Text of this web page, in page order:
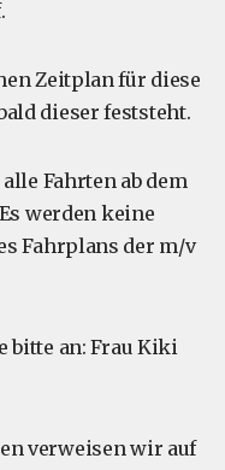
Zeitplan für diese
dieser feststeht.
Fahrten ab dem
werden keine
Fahrplans der m/v
bitte an: Frau Kiki
verweisen wir auf